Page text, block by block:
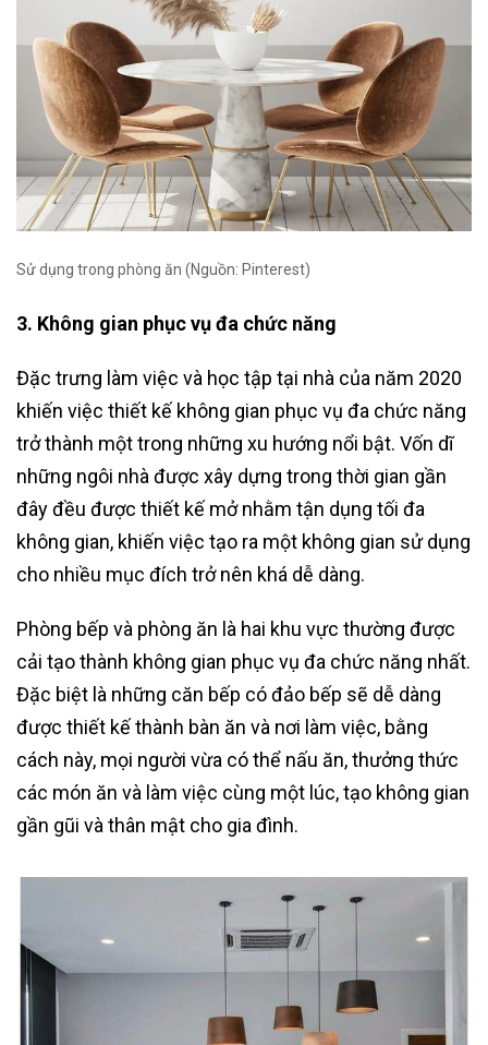
Sử dụng trong phòng ăn (Nguồn: Pinterest)
3. Không gian phục vụ đa chức năng
Đặc trưng làm việc và học tập tại nhà của năm 2020
khiến việc thiết kế không gian phục vụ đa chức năng
trở thành một trong những xu hướng nổi bật. Vốn dĩ
những ngôi nhà được xây dựng trong thời gian gần
đây đều được thiết kế mở nhằm tận dụng tối đa
không gian, khiến việc tạo ra một không gian sử dụng
cho nhiều mục đích trở nên khá dễ dàng.
Phòng bếp và phòng ăn là hai khu vực thường được
cải tạo thành không gian phục vụ đa chức năng nhất.
Đặc biệt là những căn bếp có đảo bếp sẽ dễ dàng
được thiết kế thành bàn ăn và nơi làm việc, bằng
cách này, mọi người vừa có thể nấu ăn, thưởng thức
các món ăn và làm việc cùng một lúc, tạo không gian
gần gũi và thân mật cho gia đình.